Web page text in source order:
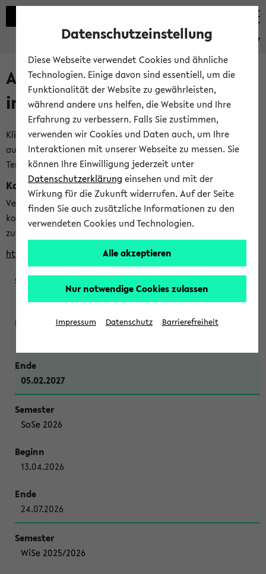
eKVV
Alle veröffentlichten Semester
im eKVV
Klicken Sie auf das Semester, welches Sie für Ihre Sitzung
auswählen möchten. Bitte beachten Sie auch die weiteren
Termine imKalender der Lehrplanung
Kalenderintegration
Verwenden Sie die folgende Adresse, um mit einer
kompatiblen Kalenderanwendung auf die Vorlesungszeiten
zuzugreifen (nähere Informationen
finden Sie hier
https://ekvv.uni-bielefeld.de/ws/calendar?vz
WiSe 2026/2027
05.02.2027
SoSe 2026
13.04.2026
24.07.2026
WiSe 2025/2026
Datenschutzeinstellung
Diese Webseite verwendet Cookies und ähnliche
Technologien. Einige davon sind essentiell, um die
Funktionalität der Website zu gewährleisten,
während andere uns helfen, die Website und Ihre
Erfahrung zu verbessern. Falls Sie zustimmen,
verwenden wir Cookies und Daten auch, um Ihre
Interaktionen mit unserer Webseite zu messen. Sie
können Ihre Einwilligung jederzeit unter
Datenschutzerklärung einsehen und mit der
Wirkung für die Zukunft widerrufen. Auf der Seite
finden Sie auch zusätzliche Informationen zu den
verwendeten Cookies und Technologien.
Alle akzeptieren
Nur notwendige Cookies zulassen
Impressum Datenschutz Barrierefreiheit